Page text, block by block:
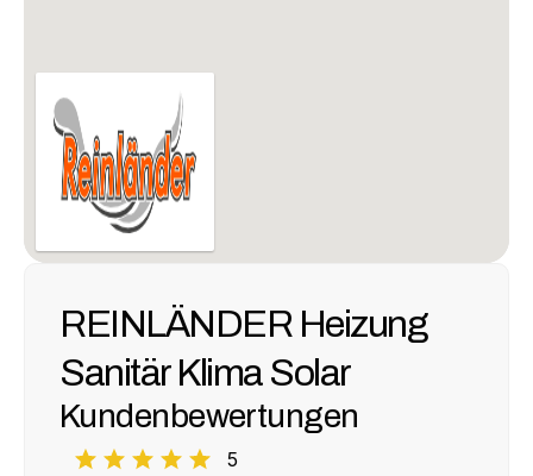
REINLÄNDER Heizung
Sanitär Klima Solar
Kundenbewertungen
5